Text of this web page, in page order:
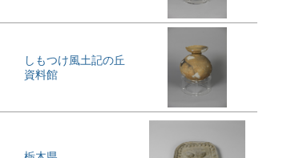
しもつけ風土記の丘
資料館